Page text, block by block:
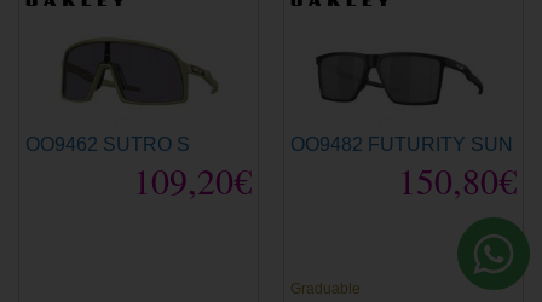
OO9462 SUTRO S
109,20€
OO9482 FUTURITY SUN
150,80€
Graduable